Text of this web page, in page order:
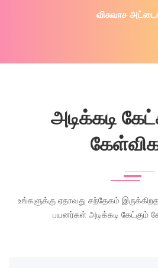
விசுவாச
அடிக்கடி
உங்களுக்கு ஏதாவது சந்தேகம்
பயனர்கள் அடிக்கடி கேட்கும்